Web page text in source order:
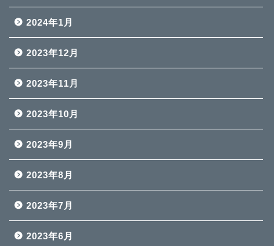
2024年1月
2023年12月
2023年11月
2023年10月
2023年9月
2023年8月
2023年7月
2023年6月